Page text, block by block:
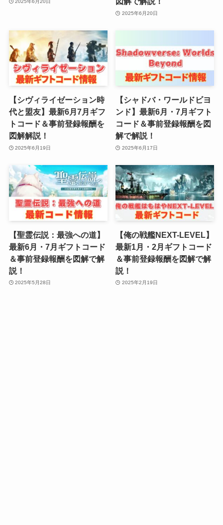
2025年6月20日
2025年6月20日
【シヴィライゼーション時
代と盟友】最新6月7月ギフ
トコード＆事前登録報酬を
図解解説！
2025年6月19日
【シャドバ・ワールドビヨ
ンド】最新6月・7月ギフト
コード＆事前登録報酬を図
解で解説！
2025年6月17日
【聖霊伝説：最強への道】
最新6月・7月ギフトコード
＆事前登録報酬を図解で解
説！
2025年5月28日
【俺の戦艦NEXT-LEVEL】
最新1月・2月ギフトコード
＆事前登録報酬を図解で解
説！
2025年2月19日